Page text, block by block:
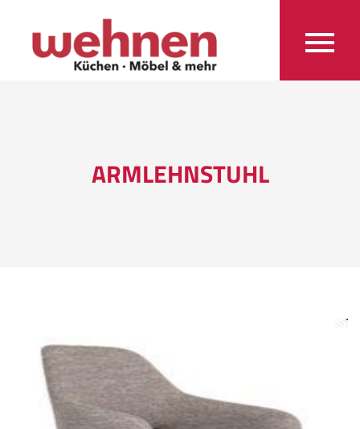
ARMLEHNSTUHL